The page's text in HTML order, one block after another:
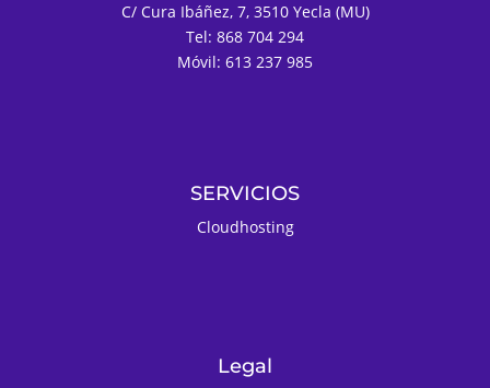
C/ Cura Ibáñez, 7, 3510 Yecla (MU)
Tel: 868 704 294
Móvil: 613 237 985
SERVICIOS
Cloudhosting
Legal